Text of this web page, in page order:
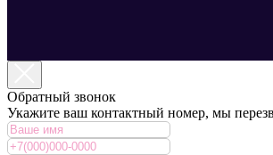
Обратный звонок
Укажите ваш контактный номер, мы